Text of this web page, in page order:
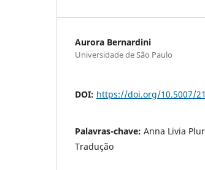
Aurora Bernardini
Universidade de São Paulo
DOI: https://doi.org/10.5007/
Palavras-chave: Anna Livia
Tradução